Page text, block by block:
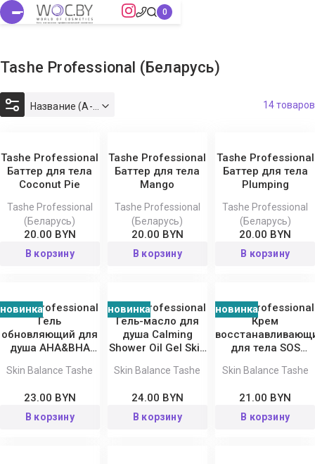
Tashe Professional (Беларусь)
14 товаров
Tashe Professional
Баттер для тела
Coconut Pie
Tashe Professional
(Беларусь)
20.00 BYN
В корзину
Tashe Professional
Баттер для тела
Mango
Tashe Professional
(Беларусь)
20.00 BYN
В корзину
Tashe Professional
Баттер для тела
Plumping
Tashe Professional
(Беларусь)
20.00 BYN
В корзину
Tashe Professional
Гель
обновляющий для
душа AHA&BHA
Balance
новинка
Skin Balance Tashe
23.00 BYN
В корзину
Tashe Professional
Гель-масло для
душа Calming
Shower Oil Gel Skin
новинка
Skin Balance Tashe
24.00 BYN
В корзину
Tashe Professional
Крем
для тела SOS
Cream Skin
новинка
Skin Balance Tashe
21.00 BYN
В корзину